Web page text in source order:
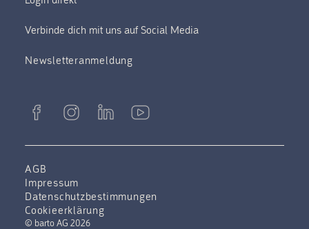
Verbinde dich mit uns auf Social Media
Newsletteranmeldung
AGB
Impressum
Datenschutzbestimmungen
Cookieerklärung
© barto AG 2026